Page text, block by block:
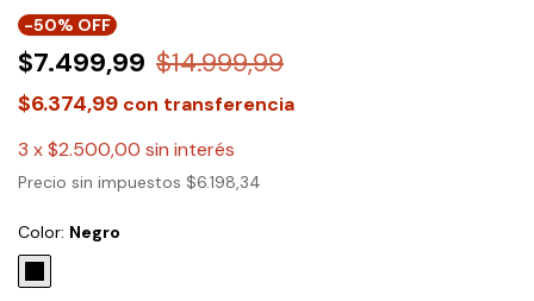
-50% OFF
$7.499,99 $14.999,99
$6.374,99 con transferencia
3 x$2.500,00 sin interés
Precio sin impuestos $6.198,34
Color: Negro